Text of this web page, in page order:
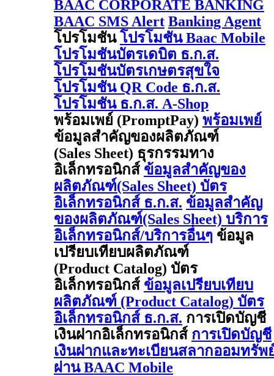
BAAC CORPORATE BANKING
BAAC SMS Alert Banking Agent
โปรโมชัน โปรโมชัน Baac Mobile
โปรโมชันบัตรเดบิต ธ.ก.ส.
โปรโมชันบัตรเกษตรสุขใจ
โปรโมชัน QR Code ธ.ก.ส.
โปรโมชัน ธ.ก.ส. A-Shop
พร้อมเพย์ (PromptPay) พร้อมเพย์
ข้อมูลสำคัญของผลิตภัณฑ์
(Sales Sheet) ธุรกรรมทาง
อิเล็กทรอนิกส์ ข้อมูลสำคัญของ
ผลิตภัณฑ์(Sales Sheet) บัตร
อิเล็กทรอนิกส์ ธ.ก.ส. ข้อมูลสำคัญ
ของผลิตภัณฑ์(Sales Sheet) บริการ
อิเล็กทรอนิกส์/บริการอื่นๆ ข้อมูล
เปรียบเทียบผลิตภัณฑ์
(Product Catalog) บัตร
อิเล็กทรอนิกส์ ข้อมูลเปรียบเทียบ
ผลิตภัณฑ์ (Product Catalog) บัตร
อิเล็กทรอนิกส์ ธ.ก.ส. การเปิดบัญชี
เงินฝากอิเล็กทรอนิกส์ การเปิดบัญชี
เงินฝากและทะเบียนสลากออมทรัพ
ผ่าน BAAC Mobile